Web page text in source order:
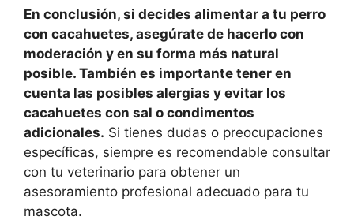
En conclusión, si decides alimentar a tu perro
con cacahuetes, asegúrate de hacerlo con
moderación y en su forma más natural
posible. También es importante tener en
cuenta las posibles alergias y evitar los
cacahuetes con sal o condimentos
adicionales. Si tienes dudas o preocupaciones
específicas, siempre es recomendable consultar
con tu veterinario para obtener un
asesoramiento profesional adecuado para tu
mascota.